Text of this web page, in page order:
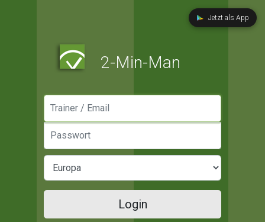
Jetzt als App
2-Min-Man
Login